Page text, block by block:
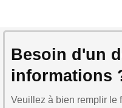
Besoin d'un
informations
Veuillez à bien remplir le